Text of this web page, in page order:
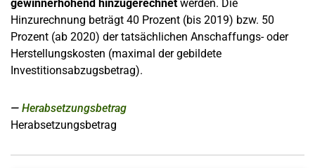
gewinnerhöhend hinzugerechnetwerden. Die
Hinzurechnung beträgt 40 Prozent (bis 2019) bzw. 50
Prozent (ab 2020) der tatsächlichen Anschaffungs- oder
Herstellungskosten (maximal der gebildete
Investitionsabzugsbetrag).
Herabsetzungsbetrag
Herabsetzungsbetrag